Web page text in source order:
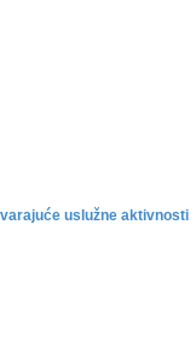
uslužne aktivnosti